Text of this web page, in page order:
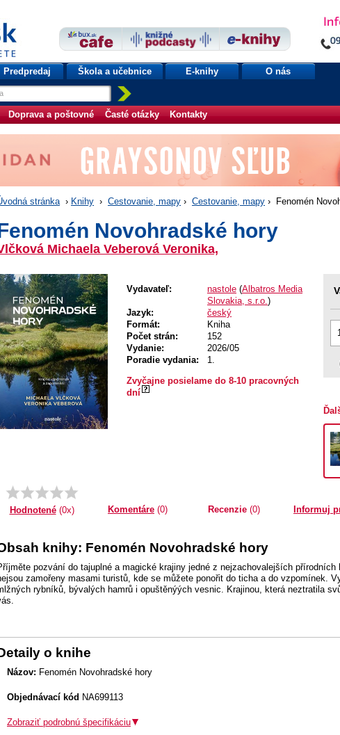
Predpredaj Škola a učebnice E-knihy O nás
Doprava a poštovné Časté otázky Kontakty
stránka › Knihy › Cestovanie, mapy › Cestovanie, mapy › Fenomén
Novohradské hory
Michaela Veberová Veronika,
Vydavateľ: nastole (Albatros Media
Slovakia, s.r.o.)
Jazyk:
český
Formát:
Kniha
Počet strán:
152
Vydanie:
2026/05
Poradie vydania:
1.
Zvyčajne posielame do 8-10 pracovných
dní
Hodnotené(0x) Komentáre (0) Recenzie(0) Informuj
knihy: Fenomén Novohradské hory
pozvání do tajuplné a magické krajiny jedné z nejzachovalejších
zamořeny masami turistů, kde se můžete ponořit do ticha a do vzpomínek.
rybníků, bývalých hamrů i opuštěnýých vesnic. Krajinou, která neztratila
o knihe
Názov: Fenomén Novohradské hory
Objednávací kód NA699113
Zobraziť podrobnú špecifikáciu